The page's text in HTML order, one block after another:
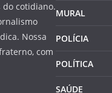
cotidiano.
Nossa
com
MURAL
POLÍCIA
POLÍTICA
SAÚDE